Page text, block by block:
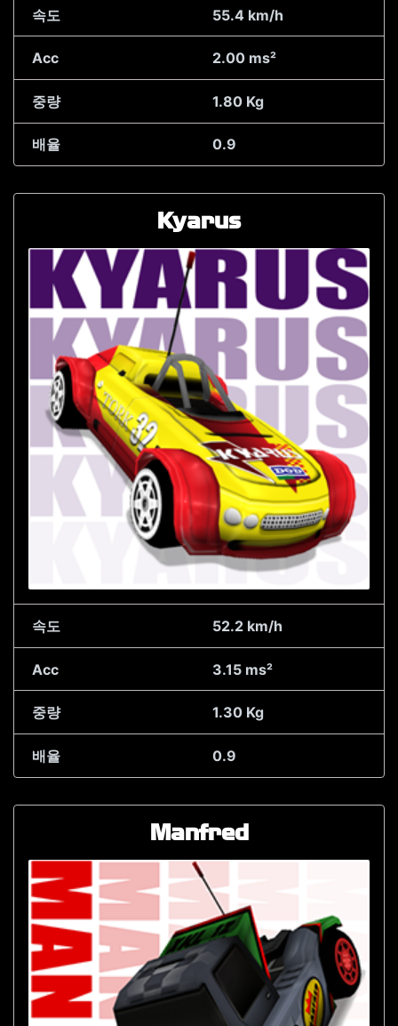
속도 55.4 km/h
Acc 2.00 ms²
중량 1.80 Kg
배율 0.9
Kyarus
속도 52.2 km/h
Acc 3.15 ms²
중량 1.30 Kg
배율 0.9
Manfred